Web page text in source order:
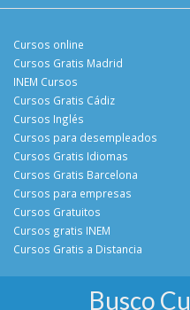
Cursos online
Cursos Gratis Madrid
INEM Cursos
Cursos Gratis Cádiz
Cursos Inglés
Cursos para desempleados
Cursos Gratis Idiomas
Cursos Gratis Barcelona
Cursos para empresas
Cursos Gratuitos
Cursos gratis INEM
Cursos Gratis a Distancia
Busco